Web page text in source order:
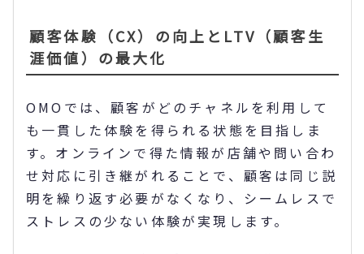
顧客体験（CX）の向上とLTV（顧客生
涯価値）の最大化
OMOでは、顧客がどのチャネルを利用して
も一貫した体験を得られる状態を目指しま
す。オンラインで得た情報が店舗や問い合わ
せ対応に引き継がれることで、顧客は同じ説
明を繰り返す必要がなくなり、シームレスで
ストレスの少ない体験が実現します。